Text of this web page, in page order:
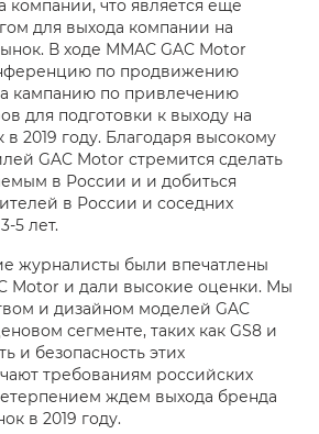
компании, что является еще
для выхода компании на
В ходе ММАС GAC Motor
по продвижению
кампанию по привлечению
для подготовки к выходу на
2019 году. Благодаря высокому
GAC Motor стремится сделать
в России и и добиться
в России и соседних
5 лет.
журналисты были впечатлены
Motor и дали высокие оценки. Мы
и дизайном моделей GAC
сегменте, таких как GS8 и
и безопасность этих
требованиям российских
ждем выхода бренда
в 2019 году.